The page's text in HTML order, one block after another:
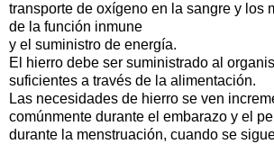
transporte de oxígeno en la sangre y los
de la función inmune
y el suministro de energía.
El hierro debe ser suministrado al
suficientes a través de la alimentación.
Las necesidades de hierro se ven
comúnmente durante el embarazo y el
durante la menstruación, cuando se